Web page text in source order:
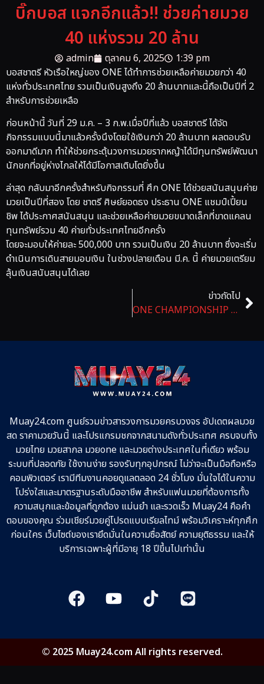
บิ๊กบอส แจกอีกแล้ว!! ช่วยค่ายมวย
40 แห่งรวม 20 ล้าน
admin ตุลาคม 6, 2025
1:39 pm
บอสชาตรี หัวเรือใหญ่ของ ONE ได้ทำการช่วยเหลือค่ายมวยกว่า 40
แห่งทั่วประเทศไทย รวมเป็นเงินสูงถึง 20 ล้านบาทและนี้ถือเป็นปีที่ 2
สำหรับการช่วยเหลือ
ก่อนหน้านี้ วันที่ 29 ม.ค. – 3 ก.พ.เมื่อปีที่แล้ว บอสชาตรี ได้จัด
กิจกรรมแบบนี้มาแล้วครั้งนึงโดยใช้เงินกว่า 20 ล้านบาท ผลตอบรับ
ออกมาดีมาก ทำให้ช่วยกระตุ้นวงการมวยรากหญ้าได้มีทุนทรัพย์พัฒนา
นักชกที่อยู่ห่างไกลให้ได้มีโอกาสเติบโตยิ่งขึ้น
ล่าสุด กลับมาอีกครั้งสำหรับกิจกรรมที่ ศึก ONE ได้ช่วยสนันสนุนค่าย
มวยเป็นปีที่สอง โดย ชาตรี ศิษย์ยอดธง ประธาน ONE แชมป์เปี้ยน
ชิพ ได้ประกาศสนันสนุน และช่วยเหลือค่ายมวยขนาดเล็กที่ขาดแคลน
ทุนทรัพย์รวม 40 ค่ายทั่วประเทศไทยอีกครั้ง
โดยจะมอบให้ค่ายละ 500,000 บาท รวมเป็นเงิน 20 ล้านบาท ซึ่งจะเริ่ม
ดำเนินการเดินสายมอบเงิน ในช่วงปลายเดือน มี.ค. นี้ ค่ายมวยเตรียม
ลุ้นเงินสนับสนุนได้เลย
ข่าวถัดไป
ONE CHAMPIONSHIP ออกมาชี้แจงกรณี ซิงกิซ อัลลาซอฟ แชมป์โลกคนดังออกมาขอยุติสัญญา โดยจะขอใช้การเจรจาและช่องทางกฎหมายหาทางออกสำหรับเรื่องนี้
Muay24.com ศูนย์รวมข่าวสารวงการมวยครบวงจร อัปเดตผลมวย
สด ราคามวยวันนี้ และโปรแกรมชกจากสนามดังทั่วประเทศ ครบจบทั้ง
มวยไทย มวยสากล มวยone และมวยต่างประเทศในที่เดียว พร้อม
ระบบที่ปลอดภัย ใช้งานง่าย รองรับทุกอุปกรณ์ ไม่ว่าจะเป็นมือถือหรือ
คอมพิวเตอร์ เรามีทีมงานคอยดูแลตลอด 24 ชั่วโมง มั่นใจได้ในความ
โปร่งใสและมาตรฐานระดับมืออาชีพ สำหรับแฟนมวยที่ต้องการทั้ง
ความสนุกและข้อมูลที่ถูกต้อง แม่นยำ และรวดเร็ว Muay24 คือคำ
ตอบของคุณ ร่วมเชียร์มวยคู่โปรดแบบเรียลไทม์ พร้อมวิเคราะห์ทุกศึก
ก่อนใคร เว็บไซต์ของเรายึดมั่นในความซื่อสัตย์ ความยุติธรรม และให้
บริการเฉพาะผู้ที่มีอายุ 18 ปีขึ้นไปเท่านั้น
© 2025 Muay24.com All rights reserved.